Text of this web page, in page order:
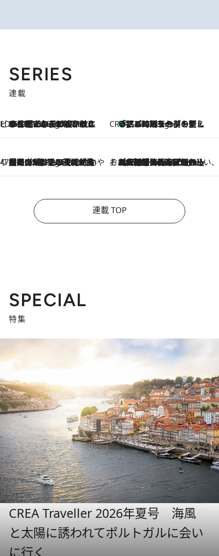
SERIES
連載
ビューティいいもの集め EDITORS' BEST
2 Hours Ago
35℃超えの日の夜、枕にひと吹き！ BAUMのルームスプレーが、ひのきの香りで心まで解きほぐす CREA'S CHOICE
2 Hours Ago
「眠る時刻をセットする」——眠りの前を整える、バルミューダの新しいアプローチ
47都道府県の手みやげ ひんやりスイーツで夏を満喫
2 Hours Ago
【岡山県】この夏絶対食べたい 冷やしておいしいおやつ3選 フルーツが主役のプリンやアイスが勢揃い そおだよおこの関西おいしい、おやつ紀行
2026.8.9
［大阪府箕面市］一皿一皿目の前で仕上げられる、料理を巧みに組み込んだアシェットデセールコース「ミチル アシェット デセール（Michiru assiette dessert）」
連載 TOP
SPECIAL
特集
CREA Traveller 2026年夏号 海風
と太陽に誘われてポルトガルに会い
に行く